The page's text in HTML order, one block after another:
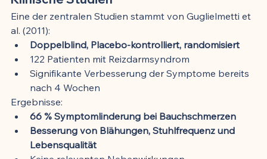
Eine der zentralen Studien stammt von Guglielmetti et
al. (2011):
Doppelblind, Placebo-kontrolliert, randomisiert
122 Patienten mit Reizdarmsyndrom
Signifikante Verbesserung der Symptome bereits
nach 4 Wochen
Ergebnisse:
66 % Symptomlinderung bei Bauchschmerzen
Besserung von Blähungen, Stuhlfrequenz und
Lebensqualität